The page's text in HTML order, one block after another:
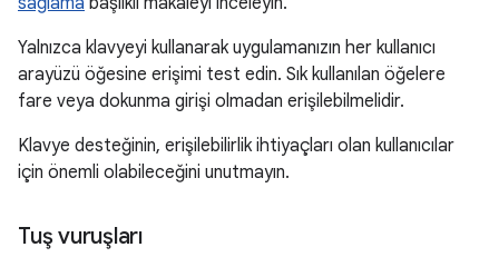
Yalnızca klavyeyi kullanarak uygulamanızın her kullanıcı
arayüzü öğesine erişimi test edin. Sık kullanılan öğelere
fare veya dokunma girişi olmadan erişilebilmelidir.
Klavye desteğinin, erişilebilirlik ihtiyaçları olan kullanıcılar
için önemli olabileceğini unutmayın.
Tuş vuruşları